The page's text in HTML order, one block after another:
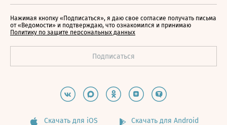
Нажимая кнопку «Подписаться», я даю свое согласие получать письма
от «Ведомости» и подтверждаю, что ознакомился и принимаю
Политику по защите персональных данных
Скачать для iOS Скачать для Android